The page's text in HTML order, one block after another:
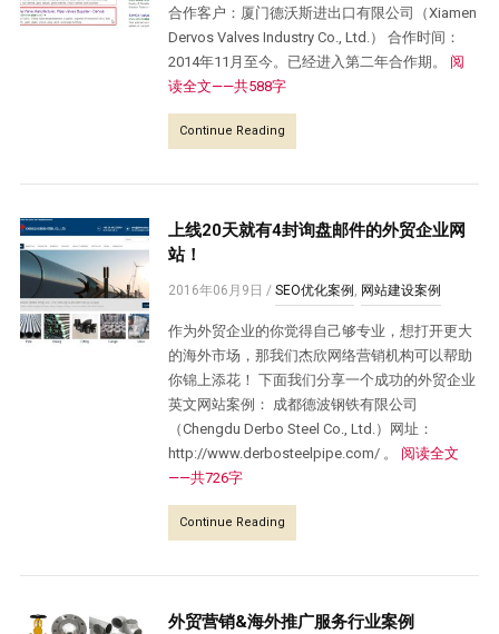
合作客户：厦门德沃斯进出口有限公司（Xiamen
Dervos Valves Industry Co., Ltd.） 合作时间：
2014年11月至今。已经进入第二年合作期。 阅
读全文——共588字
Continue Reading
上线20天就有4封询盘邮件的外贸企业网
站！
2016年06月9日 /SEO优化案例 , 网站建设案例
作为外贸企业的你觉得自己够专业，想打开更大
的海外市场，那我们杰欣网络营销机构可以帮助
你锦上添花！ 下面我们分享一个成功的外贸企业
英文网站案例： 成都德波钢铁有限公司
（Chengdu Derbo Steel Co., Ltd.）网址：
http://www.derbosteelpipe.com/ 。 阅读全文
——共726字
Continue Reading
外贸营销&海外推广服务行业案例